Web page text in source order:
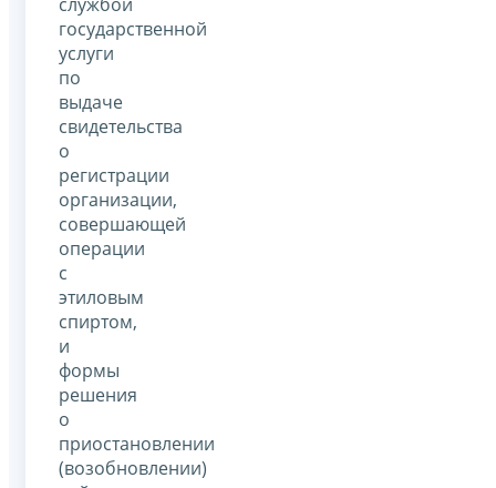
государственной
услуги
по
выдаче
свидетельства
о
регистрации
организации,
совершающей
операции
с
этиловым
спиртом,
и
формы
решения
о
приостановлении
(возобновлении)